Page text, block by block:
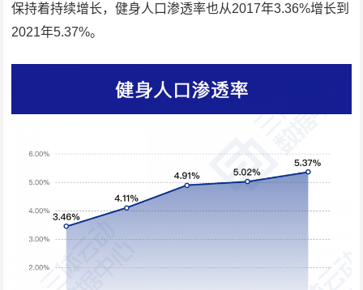
保持着持续增长，健身人口渗透率也从2017年3.36%增长到
2021年5.37%。